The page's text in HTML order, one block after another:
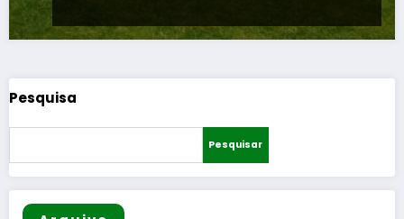
Pesquisa
Pesquisar